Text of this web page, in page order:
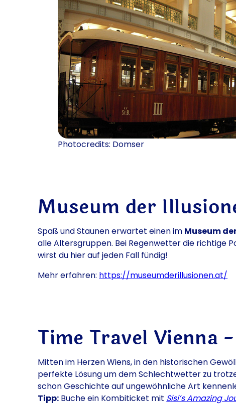
Photocredits: Domser
Museum der
Spaß und Staunen erwartet einen im Museum
alle Altersgruppen. Bei Regenwetter die richtige
wirst du hier auf jeden Fall fündig!
Mehr erfahren: https://museumderillusionen.at/
Time Travel Vienna
Mitten im Herzen Wiens, in den historischen
perfekte Lösung um dem Schlechtwetter zu
schon Geschichte auf ungewöhnliche Art
Tipp: Buche ein Kombiticket mit Sisi’s Amazing